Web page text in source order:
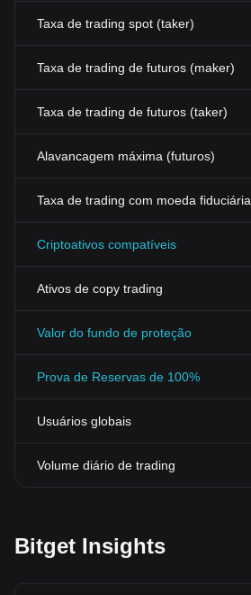
Taxa de trading spot (taker)
Taxa de trading de futuros (maker)
Taxa de trading de futuros (taker)
Alavancagem máxima (futuros)
Taxa de trading com moeda fiduciária
Criptoativos compatíveis
Ativos de copy trading
Valor do fundo de proteção
Prova de Reservas de 100%
Usuários globais
Volume diário de trading
Bitget Insights